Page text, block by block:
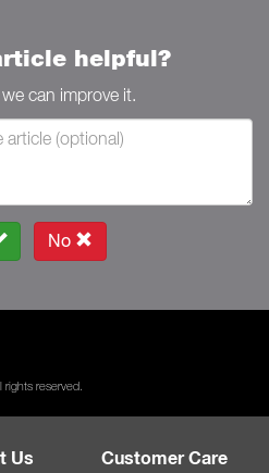
helpful?
can improve it.
No
reserved.
Us Customer Care